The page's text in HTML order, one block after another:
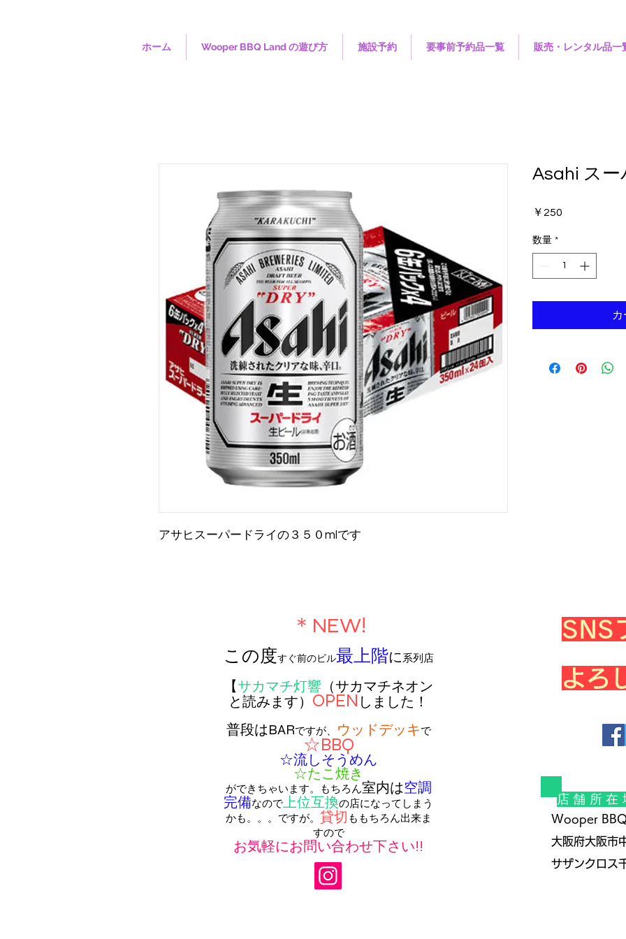
ホーム Wooper BBQ Land の遊び方 施設予約 要事前予約品一覧 販売・レンタル品一
アサヒスーパードライの３５０mlです
Asahi スー
￥250
数量 *
​＊NEW!
この度すぐ前のビル最上階に系列店
【サカマチ灯響 （サカマチネオン
と読みます） OPEN しました！
普段はBARですが、 ウッドデッキで
☆BBQ
☆流しそうめん
☆たこ焼き
ができちゃいます。 もちろん室内は空調
完備なので上位互換の店になってしまう
かも。。。ですが。 貸切 ももちろん出来ま
すので
お気軽にお問い合わせ下さい!!
SNS
よろ
店舗所在
Wooper
大阪府大阪市
サザンクロス